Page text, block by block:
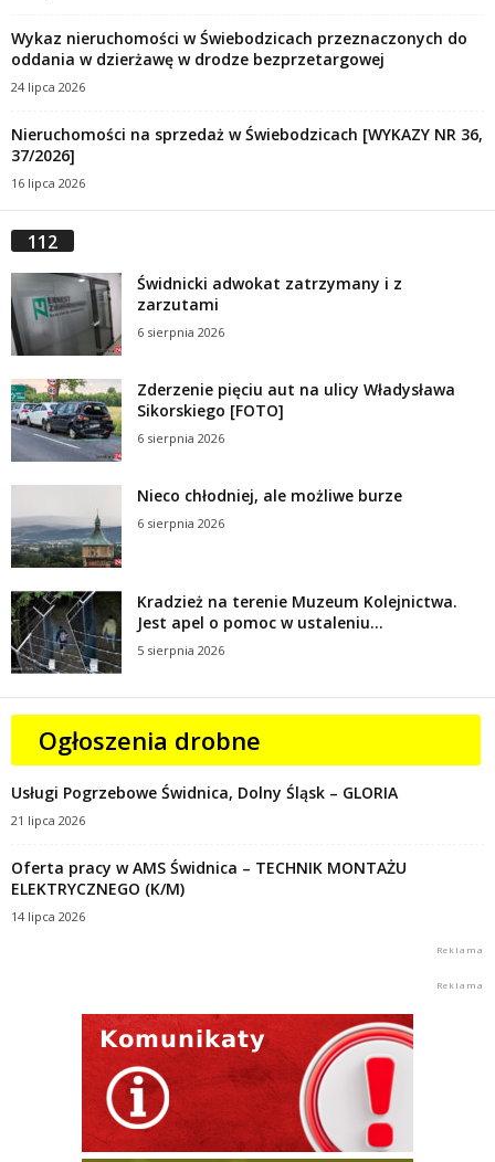
Wykaz nieruchomości w Świebodzicach przeznaczonych do
oddania w dzierżawę w drodze bezprzetargowej
24 lipca 2026
Nieruchomości na sprzedaż w Świebodzicach [WYKAZY NR 36,
37/2026]
16 lipca 2026
112
Świdnicki adwokat zatrzymany i z
zarzutami
6 sierpnia 2026
Zderzenie pięciu aut na ulicy Władysława
Sikorskiego [FOTO]
6 sierpnia 2026
Nieco chłodniej, ale możliwe burze
6 sierpnia 2026
Kradzież na terenie Muzeum Kolejnictwa.
Jest apel o pomoc w ustaleniu...
5 sierpnia 2026
Ogłoszenia drobne
Usługi Pogrzebowe Świdnica, Dolny Śląsk – GLORIA
21 lipca 2026
Oferta pracy w AMS Świdnica – TECHNIK MONTAŻU
ELEKTRYCZNEGO (K/M)
14 lipca 2026